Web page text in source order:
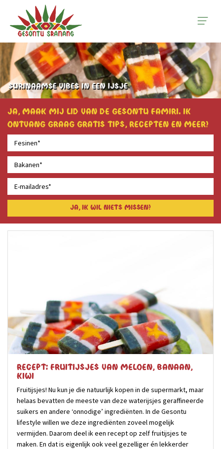
Ja, maak mij lid van de Gesontu famiri. Ik
ontvang graag gratis tips, recepten en meer!
Ja, ik wil niets missen!
recept: fruitijsjes van meloen, banaan,
kiwi
Fruitijsjes! Nu kun je die natuurlijk kopen in de supermarkt, maar
helaas bevatten de meeste van deze waterijsjes geraffineerde
suikers en andere ‘onnodige’ ingrediënten. In de Gesontu
lifestyle willen we deze ingrediënten zoveel mogelijk
vermijden. Daarom deel ik een recept op zelf fruitijsjes te
maken. En dat is eigenlijk ook veel gezelliger én lekkerder